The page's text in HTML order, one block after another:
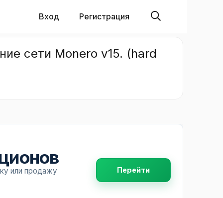
Вход Регистрация
сети Monero v15. (hard
или продажу Перейти